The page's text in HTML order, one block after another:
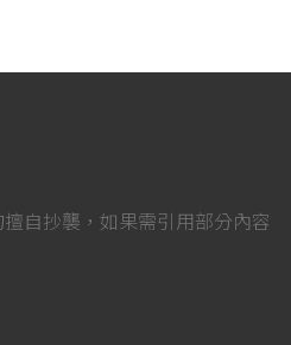
自抄襲，如果需引用部分內容